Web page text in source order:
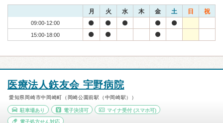
月 火 水 木 金 土 日 祝
09:00-12:00
15:00-18:00
医療法人鉃友会 宇野病院
愛知県岡崎市中岡崎町（岡崎公園前駅（中岡崎駅））
駐車場あり 電子決済可 マイナ受付 (スマホ可)
電子処方せん対応